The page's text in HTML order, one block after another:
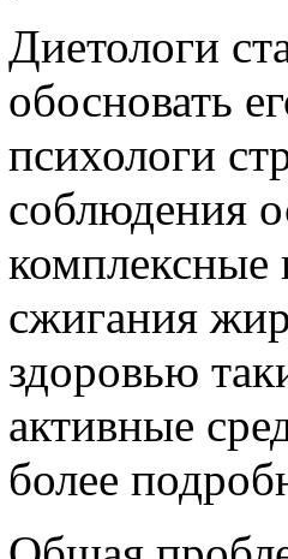
Диетологи
обосновать
психологи
соблюдения
сжигания
здоровью
активные
более